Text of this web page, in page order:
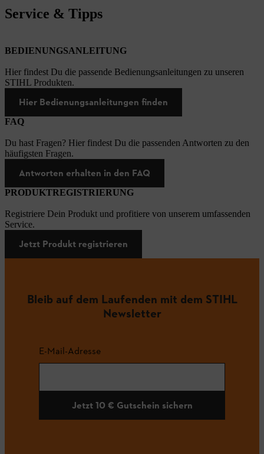
Service & Tipps
BEDIENUNGSANLEITUNG
Hier findest Du die passende Bedienungsanleitungen zu unseren
STIHL Produkten.
Hier Bedienungsanleitungen finden
FAQ
Du hast Fragen? Hier findest Du die passenden Antworten zu den
häufigsten Fragen.
Antworten erhalten in den FAQ
PRODUKTREGISTRIERUNG
Registriere Dein Produkt und profitiere von unserem umfassenden
Service.
Jetzt Produkt registrieren
Bleib auf dem Laufenden mit dem STIHL
Newsletter
E-Mail-Adresse
Jetzt 10 € Gutschein sichern